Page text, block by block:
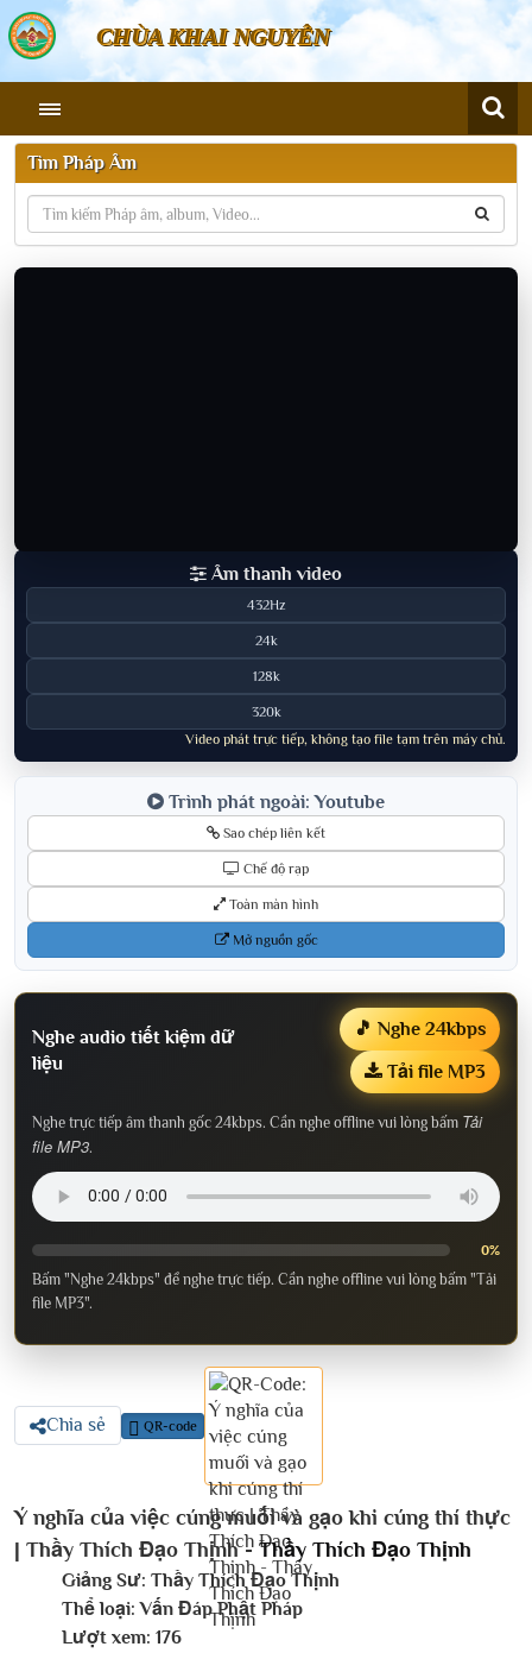
CHÙA KHAI NGUYÊN
Tìm Pháp Âm
Âm thanh video
432Hz
24k
128k
320k
Video phát trực tiếp, không tạo file tạm trên máy chủ.
Trình phát ngoài: Youtube
Sao chép liên kết
Chế độ rạp
Toàn màn hình
Mở nguồn gốc
Nghe audio tiết kiệm dữ
liệu
🎵 Nghe 24kbps
Tải file MP3
Nghe trực tiếp âm thanh gốc 24kbps. Cần nghe offline vui lòng bấm Tải
file MP3.
0%
Bấm "Nghe 24kbps" để nghe trực tiếp. Cần nghe offline vui lòng bấm "Tải
file MP3".
Chia sẻ QR-code
Ý nghĩa của việc cúng muối và gạo khi cúng thí thực
| Thầy Thích Đạo Thịnh - Thầy Thích Đạo Thịnh
Giảng Sư: Thầy Thích Đạo Thịnh
Thể loại: Vấn Đáp Phật Pháp
Lượt xem: 176